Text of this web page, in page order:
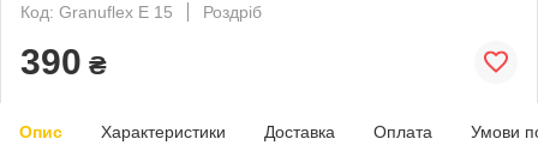
Код: Granuflex E 15
Роздріб
390 ₴
Опис Характеристики Доставка Оплата Умови